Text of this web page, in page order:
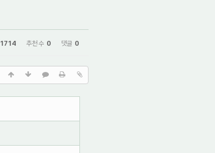
1714 추천 수 0 댓글 0